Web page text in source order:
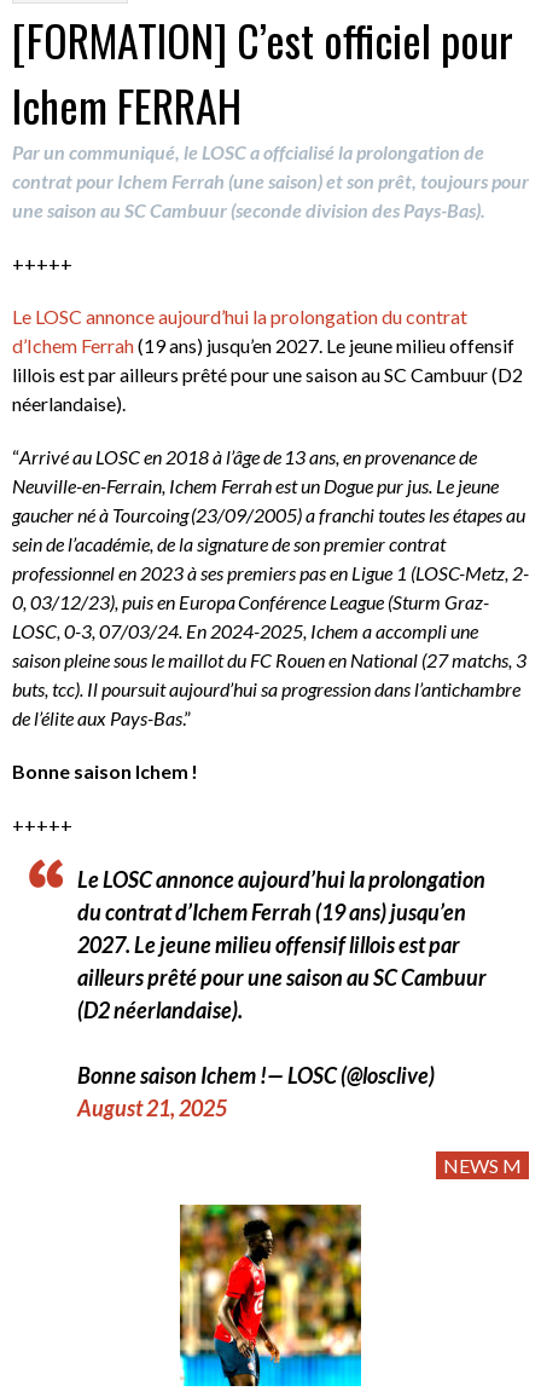
[FORMATION] C’est officiel pour
Ichem FERRAH
Par un communiqué, le LOSC a offcialisé la prolongation de
contrat pour Ichem Ferrah (une saison) et son prêt, toujours pour
une saison au SC Cambuur (seconde division des Pays-Bas).
+++++
Le LOSC annonce aujourd’hui la prolongation du contrat
d’Ichem Ferrah(19 ans) jusqu’en 2027. Le jeune milieu offensif
lillois est par ailleurs prêté pour une saison au SC Cambuur (D2
néerlandaise).
“Arrivé au LOSC en 2018 à l’âge de 13 ans, en provenance de
Neuville-en-Ferrain, Ichem Ferrah est un Dogue pur jus. Le jeune
gaucher né à Tourcoing (23/09/2005) a franchi toutes les étapes au
sein de l’académie, de la signature de son premier contrat
professionnel en 2023 à ses premiers pas en Ligue 1 (LOSC-Metz, 2-
0, 03/12/23), puis en Europa Conférence League (Sturm Graz-
LOSC, 0-3, 07/03/24. En 2024-2025, Ichem a accompli une
saison pleine sous le maillot du FC Rouen en National (27 matchs, 3
buts, tcc). Il poursuit aujourd’hui sa progression dans l’antichambre
de l’élite aux Pays-Bas.”
Bonne saison Ichem !
+++++
Le LOSC annonce aujourd’hui la prolongation
du contrat d’Ichem Ferrah (19 ans) jusqu’en
2027. Le jeune milieu offensif lillois est par
ailleurs prêté pour une saison au SC Cambuur
(D2 néerlandaise).
Bonne saison Ichem !— LOSC (@losclive)
August 21, 2025
NEWS M